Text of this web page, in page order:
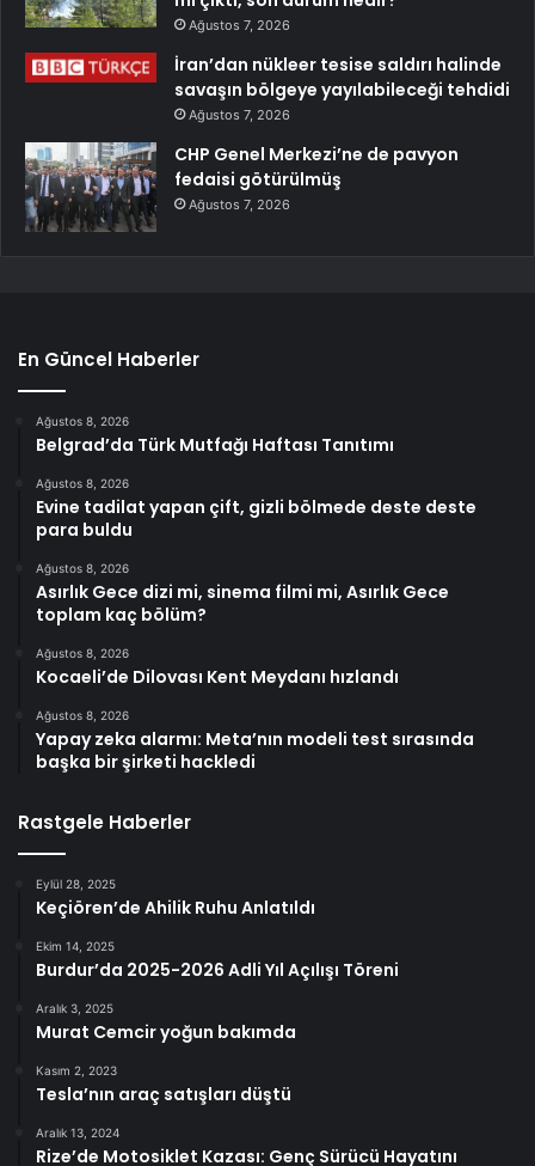
Ağustos 7, 2026
İran’dan nükleer tesise saldırı halinde
savaşın bölgeye yayılabileceği tehdidi
Ağustos 7, 2026
CHP Genel Merkezi’ne de pavyon
fedaisi götürülmüş
Ağustos 7, 2026
En Güncel Haberler
Ağustos 8, 2026
Belgrad’da Türk Mutfağı Haftası Tanıtımı
Ağustos 8, 2026
Evine tadilat yapan çift, gizli bölmede deste deste
para buldu
Ağustos 8, 2026
Asırlık Gece dizi mi, sinema filmi mi, Asırlık Gece
toplam kaç bölüm?
Ağustos 8, 2026
Kocaeli’de Dilovası Kent Meydanı hızlandı
Ağustos 8, 2026
Yapay zeka alarmı: Meta’nın modeli test sırasında
başka bir şirketi hackledi
Rastgele Haberler
Eylül 28, 2025
Keçiören’de Ahilik Ruhu Anlatıldı
Ekim 14, 2025
Burdur’da 2025-2026 Adli Yıl Açılışı Töreni
Aralık 3, 2025
Murat Cemcir yoğun bakımda
Kasım 2, 2023
Tesla’nın araç satışları düştü
Aralık 13, 2024
Rize’de Motosiklet Kazası: Genç Sürücü Hayatını